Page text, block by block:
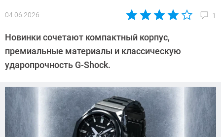
04.06.2026 1
Автор:
Довлатова
Новинки сочетают компактный корпус,
премиальные материалы и классическую
ударопрочность G-Shock.